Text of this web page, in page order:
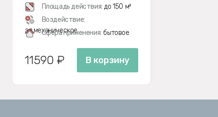
Площадь действия: до 150 м²
Воздействие:
эл.механическое
Сфера применения: бытовое
11590 ₽ В корзину